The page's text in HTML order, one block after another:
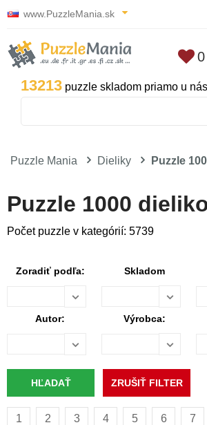
www.PuzzleMania.sk
13213 puzzle skladom priamo u nás
0
Puzzle Mania Dieliky Puzzle
Puzzle 1000
Počet puzzle v kategórií: 5739
Zoradiť podľa: Skladom
Autor: Výrobca:
1 2 3 4 5 6 7